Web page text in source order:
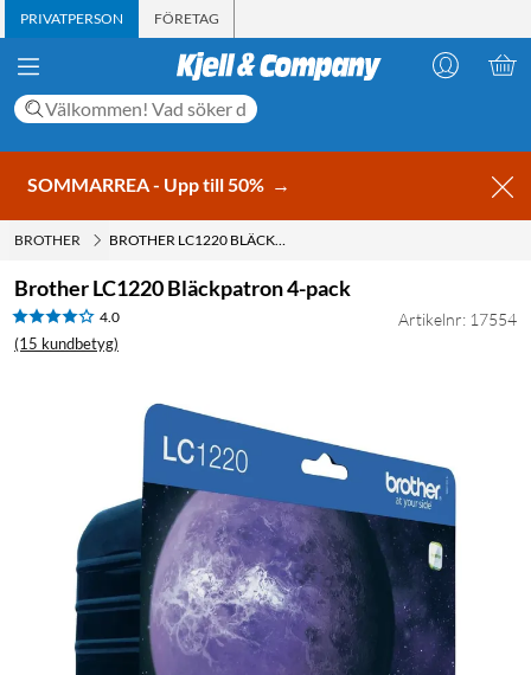
PRIVATPERSON FÖRETAG
SOMMARREA - Upp till 50% →
BROTHER BROTHER LC1220 BLÄCKPATRON 4-PACK
Brother LC1220 Bläckpatron 4-pack
4.0
(15 kundbetyg)
Artikelnr: 17554